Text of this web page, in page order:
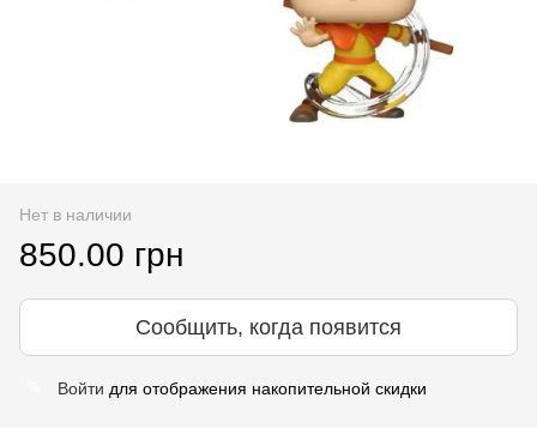
Нет в наличии
850.00 грн
Сообщить, когда появится
Войти для отображения накопительной скидки